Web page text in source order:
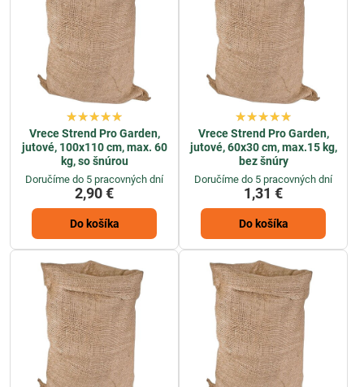
Vrece Strend Pro Garden,
jutové, 100x110 cm, max. 60
kg, so šnúrou
Doručíme do 5 pracovných dní
2,90 €
Do košíka
Vrece Strend Pro Garden,
jutové, 60x30 cm, max.15 kg,
bez šnúry
Doručíme do 5 pracovných dní
1,31 €
Do košíka